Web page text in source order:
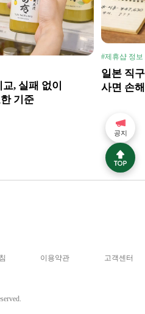
, 실패 없이
기준
#제휴샵 정보
일본 직
사면 손
이용약관 고객센터
공지